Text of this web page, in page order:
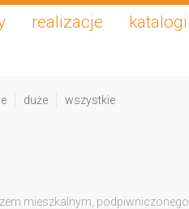
realizacje
katalogi
duże wszystkie
mieszkalnym, podpiwniczonego.